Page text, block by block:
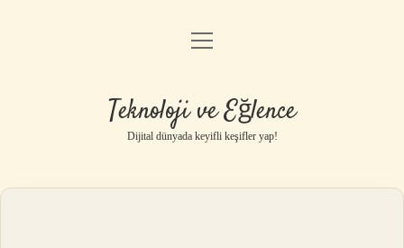
Anasayfa
Yasal Uyarı
menüyü
Teknoloji ve Eğlence
Dijital dünyada keyifli keşifler yap!